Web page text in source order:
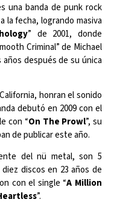
una banda de punk rock
la fecha, logrando masiva
” de 2001, donde
Criminal” de Michael
después de su única
honran el sonido
debutó en 2009 con el
con “On The Prowl”, su
de publicar este año.
del nü metal, son 5
discos en 23 años de
con el single “A Million
”.